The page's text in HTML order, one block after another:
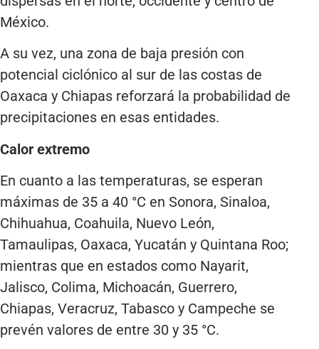
México.
A su vez, una zona de baja presión con
potencial ciclónico al sur de las costas de
Oaxaca y Chiapas reforzará la probabilidad de
precipitaciones en esas entidades.
Calor extremo
En cuanto a las temperaturas, se esperan
máximas de 35 a 40 °C en Sonora, Sinaloa,
Chihuahua, Coahuila, Nuevo León,
Tamaulipas, Oaxaca, Yucatán y Quintana Roo;
mientras que en estados como Nayarit,
Jalisco, Colima, Michoacán, Guerrero,
Chiapas, Veracruz, Tabasco y Campeche se
prevén valores de entre 30 y 35 °C.